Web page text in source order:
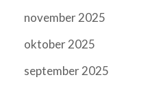
november 2025
oktober 2025
september 2025